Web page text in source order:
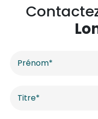
Contactez-
nous